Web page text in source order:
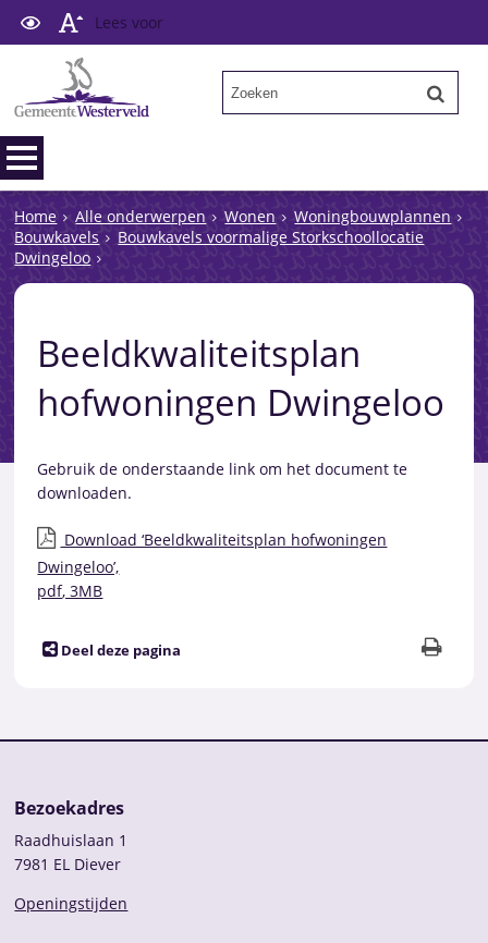
Lees voor
Home Alle onderwerpen Wonen
Woningbouwplannen
Bouwkavels
Bouwkavels voormalige Storkschoollocatie
Dwingeloo
Beeldkwaliteitsplan
hofwoningen Dwingeloo
Gebruik de onderstaande link om het document te
downloaden.
Download ‘Beeldkwaliteitsplan hofwoningen
Dwingeloo’,
pdf, 3MB
Deel deze pagina
Bezoekadres
Raadhuislaan 1
7981 EL Diever
Openingstijden